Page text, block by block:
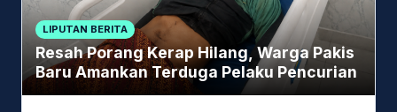
LIPUTAN BERITA
Resah Porang Kerap Hilang, Warga Pakis
Baru Amankan Terduga Pelaku Pencurian